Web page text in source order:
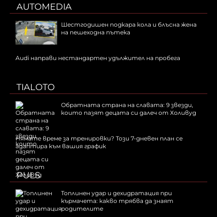
AUTOMEDIA
Шестгодишен подкара кола и блъсна жена
на пешеходна пътека
Audi направи нестандартен удължител на пробега
TIALOTO
Обратната страна на славата: 9 звезди,
които пазят децата си далеч от Холивуд
Нямате време за тренировки? Този 7-дневен план се
адаптира към вашия график
PULS
Топлинен удар и дехидратация при
кърмачета: какво трябва да знаят
родителите